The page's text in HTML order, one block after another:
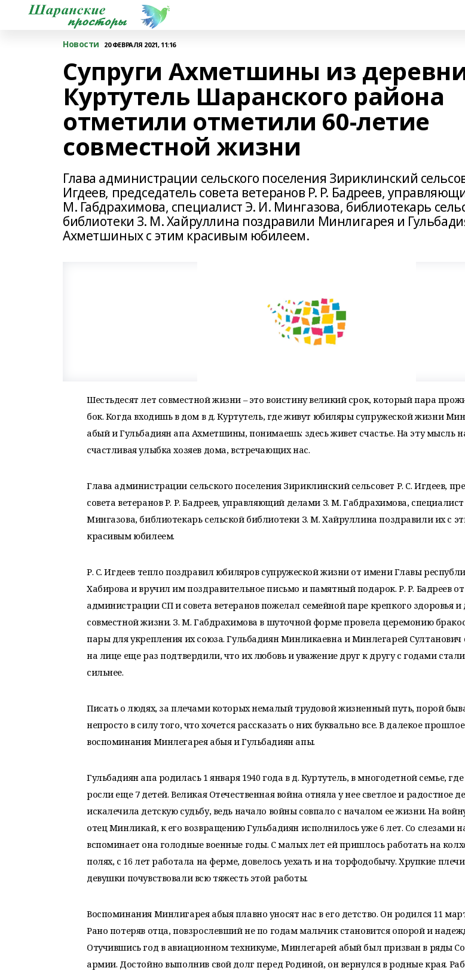
Новости 20 ФЕВРАЛЯ 2021, 11:16
Супруги Ахметшины из
Куртутель Шаранского района
отметили отметили 60-летие
совместной жизни
Глава администрации сельского поселения Зириклинский
Игдеев, председатель совета ветеранов Р. Р. Бадреев,
М. Габдрахимова, специалист Э. И. Мингазова, библиотекарь
библиотеки З. М. Хайруллина поздравили Минлигарея и
Ахметшиных с этим красивым юбилеем.
Шестьдесят лет совместной жизни – это воистину великий срок, который пара
бок. Когда входишь в дом в д. Куртутель, где живут юбиляры супружеской жизни
абый и Гульбадиян апа Ахметшины, понимаешь: здесь живет счастье. На эту мысль
счастливая улыбка хозяев дома, встречающих нас.
Глава администрации сельского поселения Зириклинский сельсовет Р. С. Игдеев,
совета ветеранов Р. Р. Бадреев, управляющий делами З. М. Габдрахимова, специалист
Мингазова, библиотекарь сельской библиотеки З. М. Хайруллина поздравили их с
красивым юбилеем.
Р. С. Игдеев тепло поздравил юбиляров супружеской жизни от имени Главы
Хабирова и вручил им поздравительное письмо и памятный подарок. Р. Р. Бадреев
администрации СП и совета ветеранов пожелал семейной паре крепкого здоровья и
совместной жизни. З. М. Габдрахимова в шуточной форме провела церемонию
пары для укрепления их союза. Гульбадиян Минликаевна и Минлегарей Султанович
на лице еще раз подтвердили, что их любовь и уважение друг к другу с годами
сильнее.
Писать о людях, за плечами которых немалый трудовой жизненный путь, порой
непросто в силу того, что хочется рассказать о них буквально все. В далекое
воспоминания Минлегарея абыя и Гульбадиян апы.
Гульбадиян апа родилась 1 января 1940 года в д. Куртутель, в многодетной семье,
росли еще 7 детей. Великая Отечественнаявойна отняла у нее светлое и радостное
искалечила детскую судьбу, ведь начало войны совпало с началом ее жизни. На
отец Минликай, к его возвращению Гульбадиян исполнилось уже 6 лет. Со слезами
вспоминает она голодные военные годы. С малых лет ей пришлось работать на
полях, с 16 лет работала на ферме, довелось уехать и на торфодобычу. Хрупкие
девушки почувствовали всю тяжесть этой работы.
Воспоминания Минлигарея абыя плавно уносят нас в его детство. Он родился 11
Рано потеряв отца, повзрослевший не по годам мальчик становится опорой и
Отучившись год в авиационном техникуме, Минлегарей абый был призван в ряды
армии. Достойно выполнив свой долг перед Родиной, он вернулся в родные края.